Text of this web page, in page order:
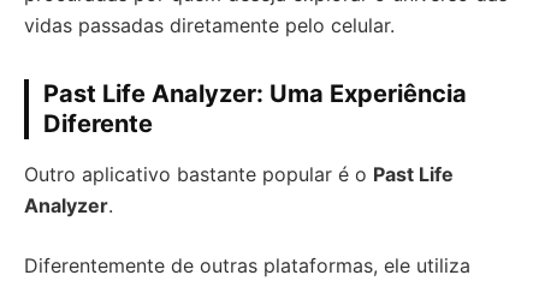
vidas passadas diretamente pelo celular.
Past Life Analyzer: Uma Experiência
Diferente
Outro aplicativo bastante popular é o Past Life
Analyzer.
Diferentemente de outras plataformas, ele utiliza